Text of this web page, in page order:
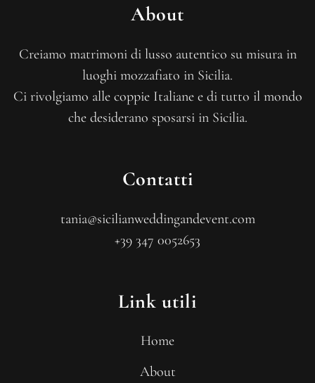
About
Creiamo matrimoni di lusso autentico su misura in
luoghi mozzafiato in Sicilia.
Ci rivolgiamo alle coppie Italiane e di tutto il mondo
che desiderano sposarsi in Sicilia.
Contatti
tania@sicilianweddingandevent.com
+39 347 0052653
Link utili
Home
About